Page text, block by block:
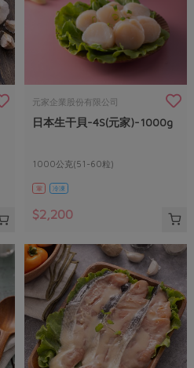
個人清潔
元家企業股份有限公司
日本生干貝-4S(元家)-1000g
1000公克(51-60粒)
葷 冷凍
$2,200